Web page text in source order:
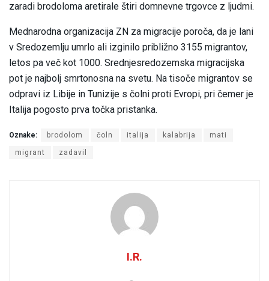
zaradi brodoloma aretirale štiri domnevne trgovce z ljudmi.
Mednarodna organizacija ZN za migracije poroča, da je lani
v Sredozemlju umrlo ali izginilo približno 3155 migrantov,
letos pa več kot 1000. Srednjesredozemska migracijska
pot je najbolj smrtonosna na svetu. Na tisoče migrantov se
odpravi iz Libije in Tunizije s čolni proti Evropi, pri čemer je
Italija pogosto prva točka pristanka.
Oznake: brodolom čoln italija kalabrija mati
migrant zadavil
I.R.